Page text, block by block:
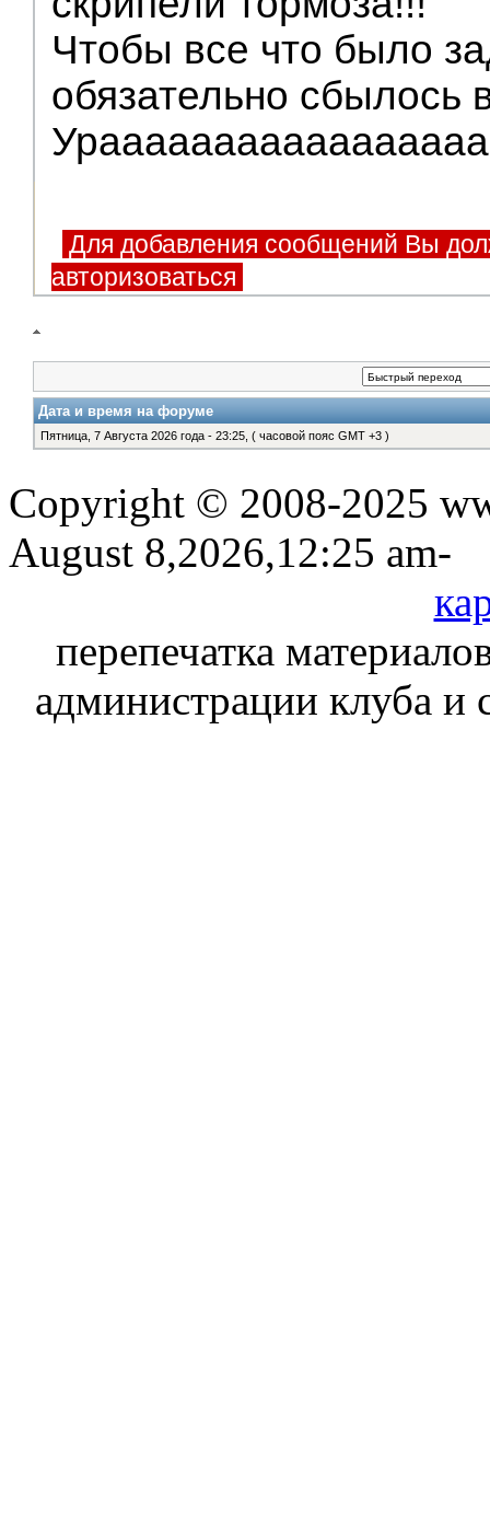
Чтобы все что было
обязательно сбылось
Для добавления сообщений Вы
авторизоваться
Дата и время на форуме
Пятница, 7 Августа 2026 года - 23:25, ( часовой пояс GMT +3 )
Copyright © 2008-2025
August 8,2026,12:25 am-
перепечатка
администрации клуба и